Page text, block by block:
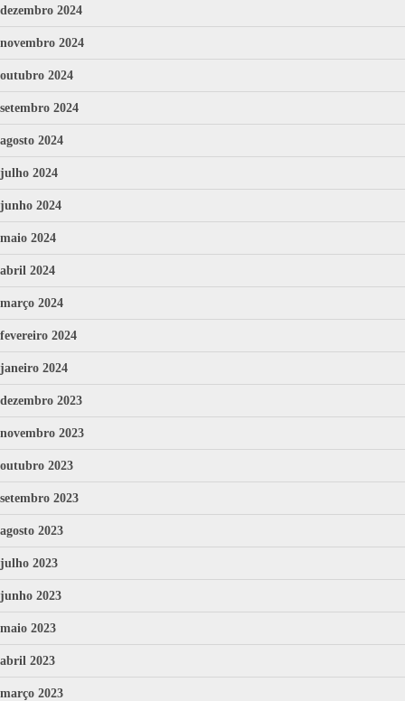
dezembro 2024
novembro 2024
outubro 2024
setembro 2024
agosto 2024
julho 2024
junho 2024
maio 2024
abril 2024
março 2024
fevereiro 2024
janeiro 2024
dezembro 2023
novembro 2023
outubro 2023
setembro 2023
agosto 2023
julho 2023
junho 2023
maio 2023
abril 2023
março 2023